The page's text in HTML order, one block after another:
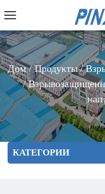
Дом/Продукты/
/
КАТЕГОРИИ